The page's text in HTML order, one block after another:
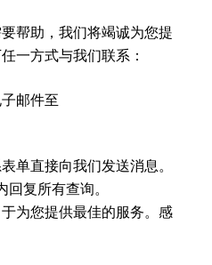
帮助，我们将竭诚为您提
一方式与我们联系：
邮件至
单直接向我们发送消息。
复所有查询。
为您提供最佳的服务。感